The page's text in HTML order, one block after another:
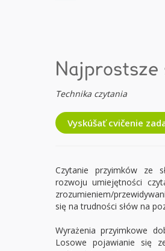
Najprostsze
Technika czytania
Vyskúšať cvičenie
Czytanie przyimków ze
rozwoju umiejętności
zrozumieniem/
się na trudności słów na
Wyrażenia przyimkowe
Losowe pojawianie się